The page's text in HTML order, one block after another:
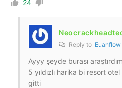
24
Reply to Euanflow
Ayyy şeyde burası
5 yıldızlı harika bi resort
gitti